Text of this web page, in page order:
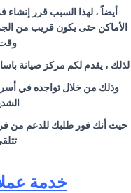
الأماكن حتى يكون قريب من
وقت
لذلك ، يقدم لكم مركز صيانة باساب ب6 اكتوبر افضل خدمة صيانة
وذلك من خلال تواجده في
خدمة عملاء